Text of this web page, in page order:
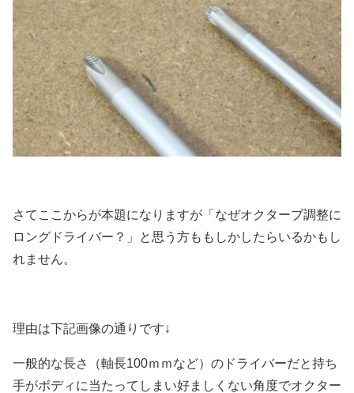
さてここからが本題になりますが「なぜオクターブ調整に
ロングドライバー？」と思う方ももしかしたらいるかもし
れません。
理由は下記画像の通りです↓
一般的な長さ（軸長100ｍｍなど）のドライバーだと持ち
手がボディに当たってしまい好ましくない角度でオクター